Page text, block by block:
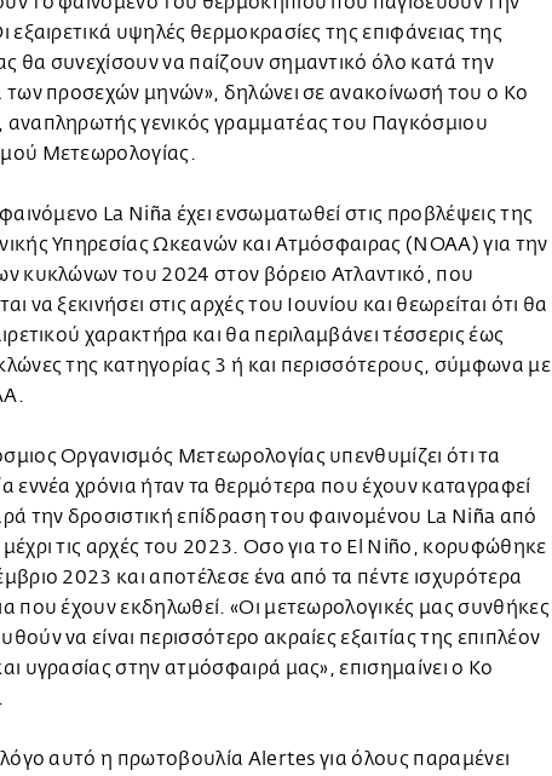
εξαιρετικά υψηλές θερμοκρασίες της επιφάνειας της
θα συνεχίσουν να παίζουν σημαντικό όλο κατά την
των προσεχών μηνών», δηλώνει σε ανακοίνωσή του ο Κο
γενικός γραμματέας του Παγκόσμιου
Μετεωρολογίας.
La Niña έχει ενσωματωθεί στις προβλέψεις της
Υπηρεσίας Ωκεανών και Ατμόσφαιρας (NOAA) για την
κυκλώνων του 2024 στον βόρειο Ατλαντικό, που
να ξεκινήσει στις αρχές του Ιουνίου και θεωρείται ότι θα
χαρακτήρα και θα περιλαμβάνει τέσσερις έως
της κατηγορίας 3 ή και περισσότερους, σύμφωνα με
Οργανισμός Μετεωρολογίας υπενθυμίζει ότι τα
εννέα χρόνια ήταν τα θερμότερα που έχουν καταγραφεί
την δροσιστική επίδραση του φαινομένου La Niña από
τις αρχές του 2023. Οσο για το El Niño, κορυφώθηκε
2023 και αποτέλεσε ένα από τα πέντε ισχυρότερα
που έχουν εκδηλωθεί. «Οι μετεωρολογικές μας συνθήκες
να είναι περισσότερο ακραίες εξαιτίας της επιπλέον
υγρασίας στην ατμόσφαιρά μας», επισημαίνει ο Κο
λόγο αυτό η πρωτοβουλία Alertes για όλους παραμένει